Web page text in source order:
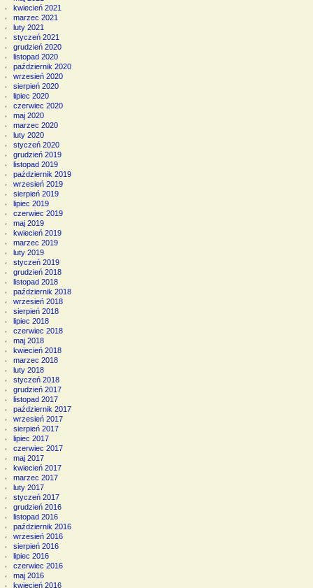
kwiecień 2021
marzec 2021
luty 2021
styczeń 2021
grudzień 2020
listopad 2020
październik 2020
wrzesień 2020
sierpień 2020
lipiec 2020
czerwiec 2020
maj 2020
marzec 2020
luty 2020
styczeń 2020
grudzień 2019
listopad 2019
październik 2019
wrzesień 2019
sierpień 2019
lipiec 2019
czerwiec 2019
maj 2019
kwiecień 2019
marzec 2019
luty 2019
styczeń 2019
grudzień 2018
listopad 2018
październik 2018
wrzesień 2018
sierpień 2018
lipiec 2018
czerwiec 2018
maj 2018
kwiecień 2018
marzec 2018
luty 2018
styczeń 2018
grudzień 2017
listopad 2017
październik 2017
wrzesień 2017
sierpień 2017
lipiec 2017
czerwiec 2017
maj 2017
kwiecień 2017
marzec 2017
luty 2017
styczeń 2017
grudzień 2016
listopad 2016
październik 2016
wrzesień 2016
sierpień 2016
lipiec 2016
czerwiec 2016
maj 2016
kwiecień 2016